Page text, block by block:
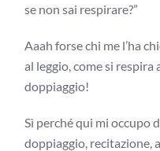
se non sai respirare?”
Aaah forse chi me l’ha
al leggio, come si
doppiaggio!
Sì perché qui mi occupo
doppiaggio, recitazione,